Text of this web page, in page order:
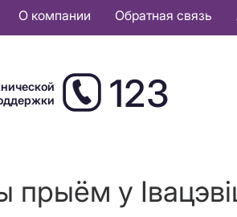
О компании Обратная связь
123
прыём у